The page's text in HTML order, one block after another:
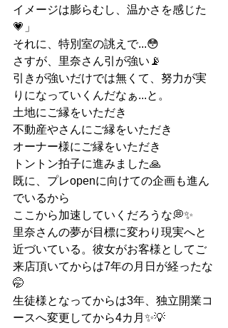
イメージは膨らむし、温かさを感じた
💗」
それに、特別室の誂えで...😳
さすが、里奈さん引が強い📡
引きが強いだけでは無くて、努力が実
りになっていくんだなぁ...と。
土地にご縁をいただき
不動産やさんにご縁をいただき
オーナー様にご縁をいただき
トントン拍子に進みました🙏
既に、プレopenに向けての企画も進ん
でいるから
ここから加速していくだろうな💭✨
里奈さんの夢が目標に変わり現実へと
近づいている。彼女がお客様としてご
来店頂いてからは7年の月日が経ったな
🤭
生徒様となってからは3年、独立開業コ
ースへ変更してから4カ月✨💡